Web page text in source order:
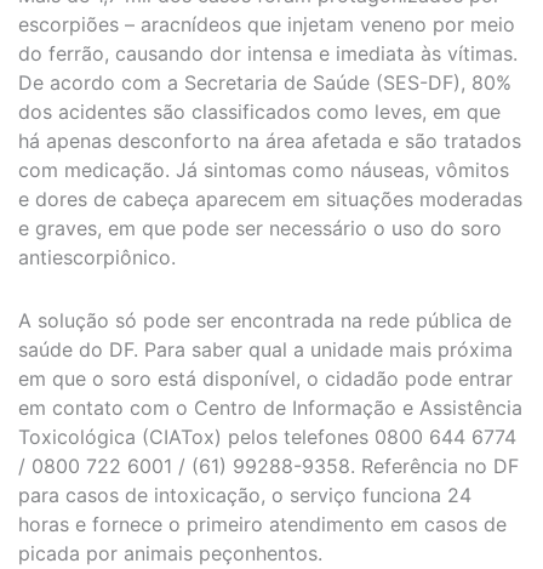
escorpiões – aracnídeos que injetam veneno por meio
do ferrão, causando dor intensa e imediata às vítimas.
De acordo com a Secretaria de Saúde (SES-DF), 80%
dos acidentes são classificados como leves, em que
há apenas desconforto na área afetada e são tratados
com medicação. Já sintomas como náuseas, vômitos
e dores de cabeça aparecem em situações moderadas
e graves, em que pode ser necessário o uso do soro
antiescorpiônico.
A solução só pode ser encontrada na rede pública de
saúde do DF. Para saber qual a unidade mais próxima
em que o soro está disponível, o cidadão pode entrar
em contato com o Centro de Informação e Assistência
Toxicológica (CIATox) pelos telefones 0800 644 6774
/ 0800 722 6001 / (61) 99288-9358. Referência no DF
para casos de intoxicação, o serviço funciona 24
horas e fornece o primeiro atendimento em casos de
picada por animais peçonhentos.